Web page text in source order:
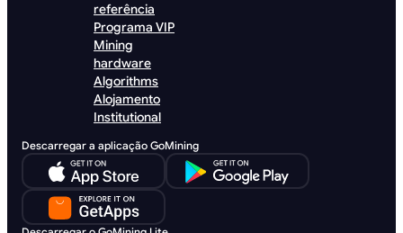
referência
Programa VIP
Mining
hardware
Algorithms
Alojamento
Institutional
Descarregar a aplicação GoMining